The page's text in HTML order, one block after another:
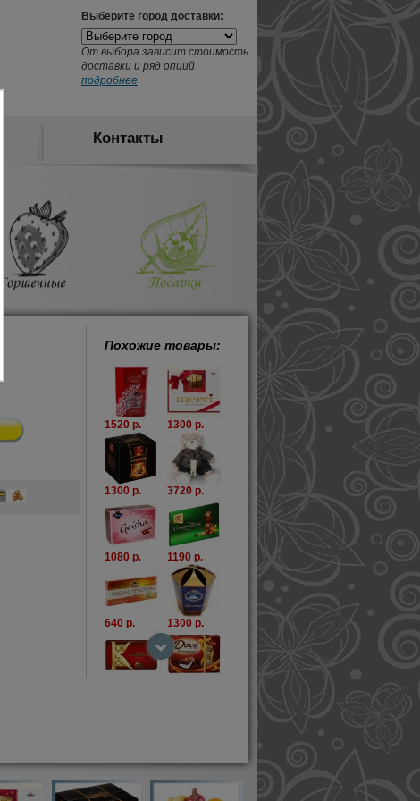
Выберите город доставки:
От выбора зависит стоимость
доставки и ряд опций
подробнее
Контакты
Похожие товары:
1520 р. 1300 р.
1300 р. 3720 р.
1080 р. 1190 р.
640 р. 1300 р.